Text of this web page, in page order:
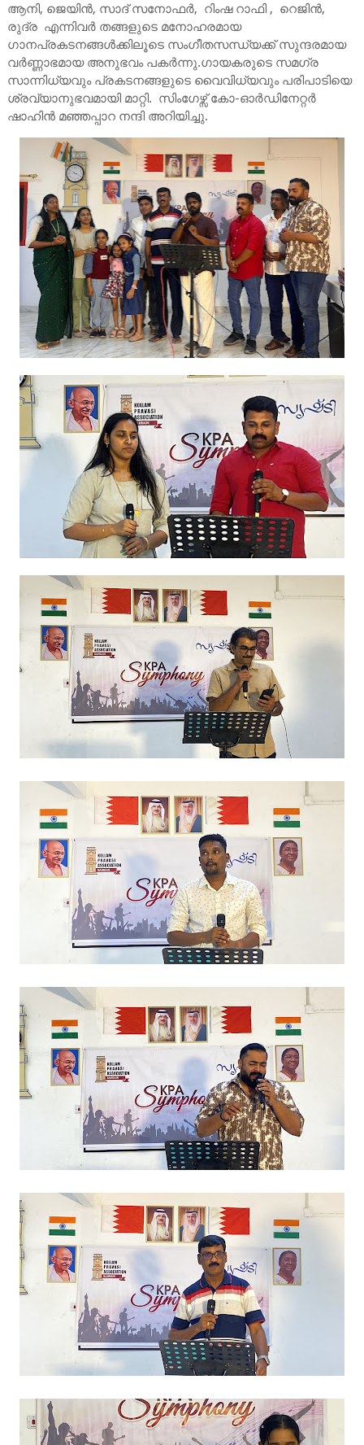
ആനി, ജെയിൻ, സാദ് സനോഫർ, റിംഷ റാഫി , റെജിൻ,
രുദ്ര എന്നിവർ തങ്ങളുടെ മനോഹരമായ
ഗാനപ്രകടനങ്ങൾക്കിലൂടെ സംഗീതസന്ധ്യക്ക് സുന്ദരമായ
വർണ്ണാഭമായ അനുഭവം പകർന്നു.ഗായകരുടെ സമഗ്ര
സാന്നിധ്യവും പ്രകടനങ്ങളുടെ വൈവിധ്യവും പരിപാടിയെ
ശ്രവ്യാനുഭവമായി മാറ്റി. സിംഗേഴ്സ് കോ-ഓർഡിനേറ്റർ
ഷാഹിൻ മഞ്ഞപ്പാറ നന്ദി അറിയിച്ചു.